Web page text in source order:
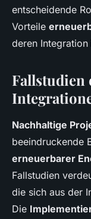
entscheidende
Vorteile
deren
Nachhaltige
beeindruckende
erneuerbarer
Fallstudien
die sich aus der
Die